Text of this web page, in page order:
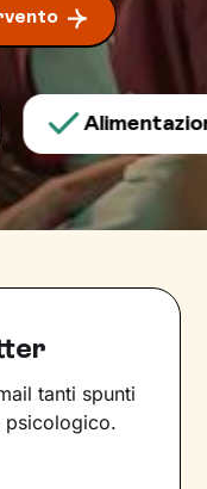
Alimentazione
tanti spunti
psicologico.